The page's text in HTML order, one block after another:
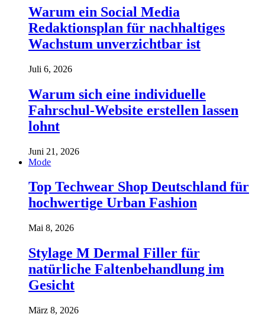
Warum ein Social Media
Redaktionsplan für nachhaltiges
Wachstum unverzichtbar ist
Juli 6, 2026
Warum sich eine individuelle
Fahrschul-Website erstellen lassen
lohnt
Juni 21, 2026
Mode
Top Techwear Shop Deutschland für
hochwertige Urban Fashion
Mai 8, 2026
Stylage M Dermal Filler für
natürliche Faltenbehandlung im
Gesicht
März 8, 2026